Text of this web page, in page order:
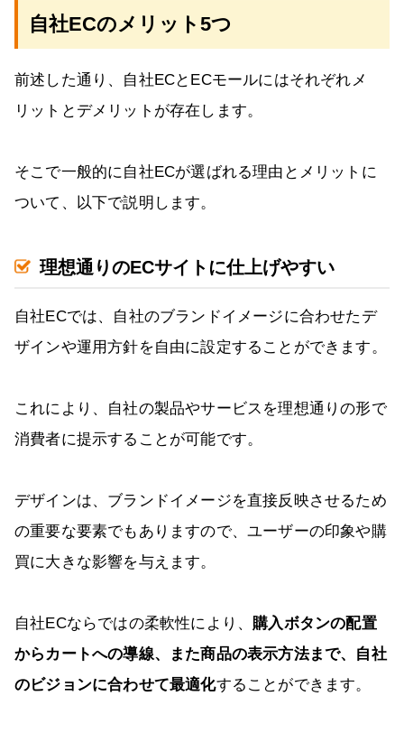
自社ECのメリット5つ
前述した通り、自社ECとECモールにはそれぞれメ
リットとデメリットが存在します。
そこで一般的に自社ECが選ばれる理由とメリットに
ついて、以下で説明します。
理想通りのECサイトに仕上げやすい
自社ECでは、自社のブランドイメージに合わせたデ
ザインや運用方針を自由に設定することができます。
これにより、自社の製品やサービスを理想通りの形で
消費者に提示することが可能です。
デザインは、ブランドイメージを直接反映させるため
の重要な要素でもありますので、ユーザーの印象や購
買に大きな影響を与えます。
自社ECならではの柔軟性により、 購入ボタンの配置
からカートへの導線、また商品の表示方法まで、自社
のビジョンに合わせて最適化することができます。